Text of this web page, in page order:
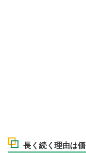
長く続く理由は